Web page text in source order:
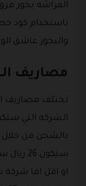
الفراشه بخور
باستخدام كود
والبخور عاشق
مصاريف
تختلف مصاريف
الشركه التي
بالشحن من